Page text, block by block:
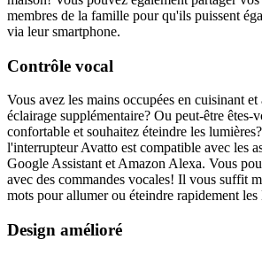
membres de la famille pour qu'ils puissent
via leur smartphone.
Contrôle vocal
Vous avez les mains occupées en cuisinant
éclairage supplémentaire? Ou peut-être êtes-
confortable et souhaitez éteindre les
l'interrupteur Avatto est compatible avec les
Google Assistant et Amazon Alexa. Vous
avec des commandes vocales! Il vous suffit
mots pour allumer ou éteindre rapidement les
Design amélioré